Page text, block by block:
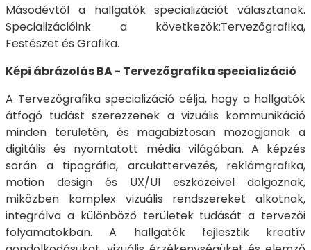
Másodévtől a hallgatók specializációt választanak.
Specializációink a következők:Tervezőgrafika,
Festészet és Grafika.
Képi ábrázolás BA - Tervezőgrafika specializáció
A Tervezőgrafika specializáció célja, hogy a hallgatók
átfogó tudást szerezzenek a vizuális kommunikáció
minden területén, és magabiztosan mozogjanak a
digitális és nyomtatott média világában. A képzés
során a tipográfia, arculattervezés, reklámgrafika,
motion design és UX/UI eszközeivel dolgoznak,
miközben komplex vizuális rendszereket alkotnak,
integrálva a különböző területek tudását a tervezői
folyamatokban. A hallgatók fejlesztik kreatív